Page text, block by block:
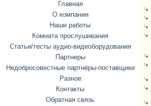
Главная
О компании
Наши работы
Комната прослушивания
Статьи/тесты аудио-видеоборудования
Партнеры
Недобросовестные партнёры-поставщики
Разное
Контакты
Обратная связь